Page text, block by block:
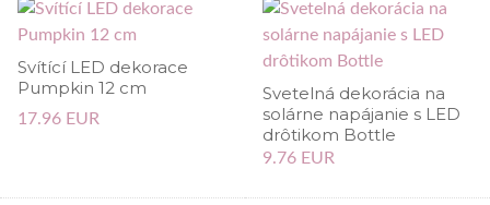
Svítící LED dekorace
Pumpkin 12 cm
17.96 EUR
Svetelná dekorácia na
solárne napájanie s LED
drôtikom Bottle
9.76 EUR